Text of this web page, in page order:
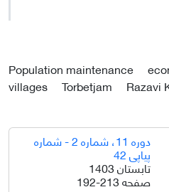
Population maintenance
villages
Torbetjam
Razavi
دوره 11، شماره 2 - شماره
پیاپی 42
تابستان 1403
صفحه192-213